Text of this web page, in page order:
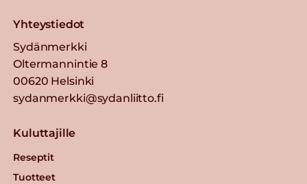
Yhteystiedot
Sydänmerkki
Oltermannintie 8
00620 Helsinki
sydanmerkki@sydanliitto.fi
Kuluttajille
Reseptit
Tuotteet